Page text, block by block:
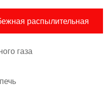
распылительная
газа